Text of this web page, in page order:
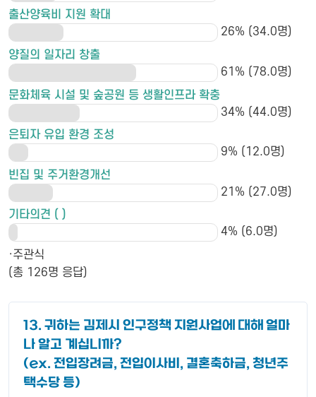
출산양육비 지원 확대
26% (34.0명)
양질의 일자리 창출
61% (78.0명)
문화체육 시설 및 숲공원 등 생활인프라 확충
34% (44.0명)
은퇴자 유입 환경 조성
9% (12.0명)
빈집 및 주거환경개선
21% (27.0명)
기타의견 ( )
4% (6.0명)
·주관식
(총 126명 응답)
13. 귀하는 김제시 인구정책 지원사업에 대해 얼마
나 알고 계십니까?
(ex. 전입장려금, 전입이사비, 결혼축하금, 청년주
택수당 등)